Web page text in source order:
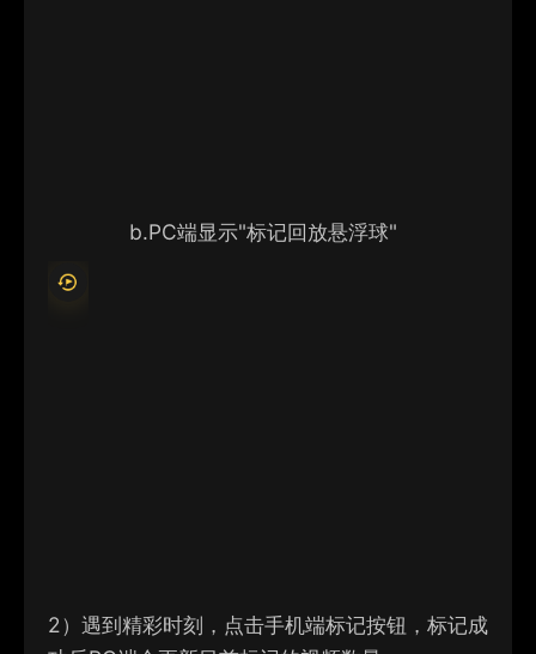
b.PC端显示"标记回放悬浮球"
2） 遇到精彩时刻，点击手机端标记按钮，标记成